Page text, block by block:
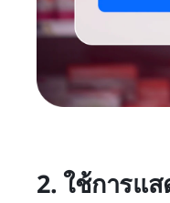
2. ใช้การแ